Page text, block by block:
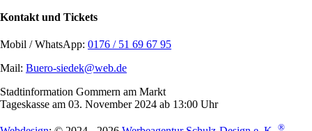
Kontakt und Tickets
Mobil / WhatsApp: 0176 / 51 69 67 95
Mail: Buero-siedek@web.de
Stadtinformation Gommern am Markt
Tageskasse am 03. November 2024 ab 13:00 Uhr
®